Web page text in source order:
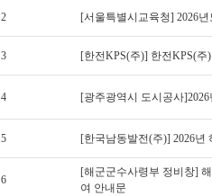
2 [서울특별시교육청] 2026
3 [한전KPS(주)] 한전KPS(주
4 [광주광역시 도시공사
5 [한국남동발전(주)] 2026년
6
[해군군수사령부 정비창]
여 안내문